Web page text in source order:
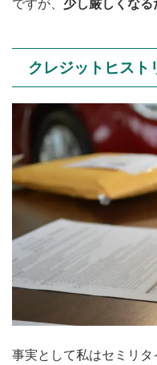
クレジットヒスト
事実として私はセミリ